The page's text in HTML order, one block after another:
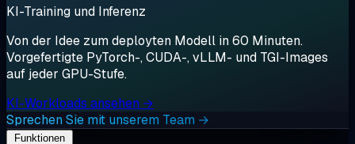
KI-Training und Inferenz
Von der Idee zum deployten Modell in 60 Minuten.
Vorgefertigte PyTorch-, CUDA-, vLLM- und TGI-Images
auf jeder GPU-Stufe.
KI-Workloads ansehen →
Sprechen Sie mit unserem Team →